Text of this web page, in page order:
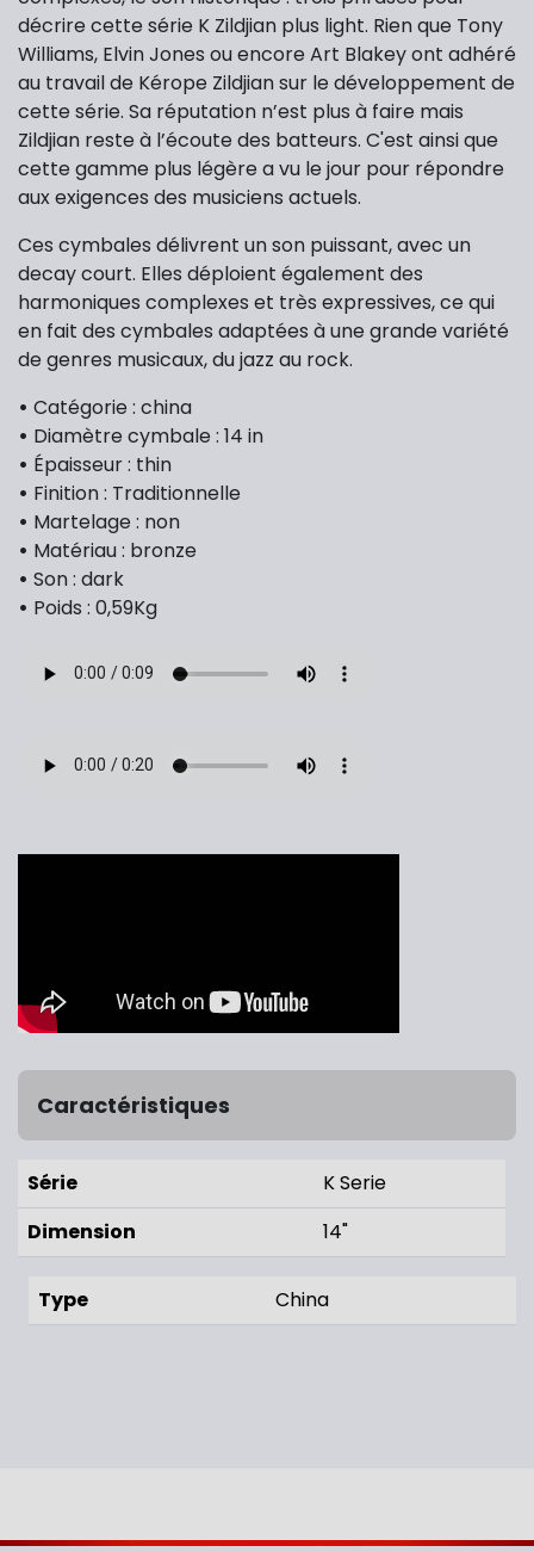
décrire cette série K Zildjian plus light. Rien que Tony
Williams, Elvin Jones ou encore Art Blakey ont adhéré
au travail de Kérope Zildjian sur le développement de
cette série. Sa réputation n’est plus à faire mais
Zildjian reste à l’écoute des batteurs. C'est ainsi que
cette gamme plus légère a vu le jour pour répondre
aux exigences des musiciens actuels.
Ces cymbales délivrent un son puissant, avec un
decay court. Elles déploient également des
harmoniques complexes et très expressives, ce qui
en fait des cymbales adaptées à une grande variété
de genres musicaux, du jazz au rock.
• Catégorie : china
• Diamètre cymbale : 14 in
• Épaisseur : thin
• Finition : Traditionnelle
• Martelage : non
• Matériau : bronze
• Son : dark
• Poids : 0,59Kg
Caractéristiques
Série
K Serie
Dimension
14"
Type China